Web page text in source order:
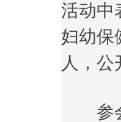
活动中
妇幼保
人，
参会